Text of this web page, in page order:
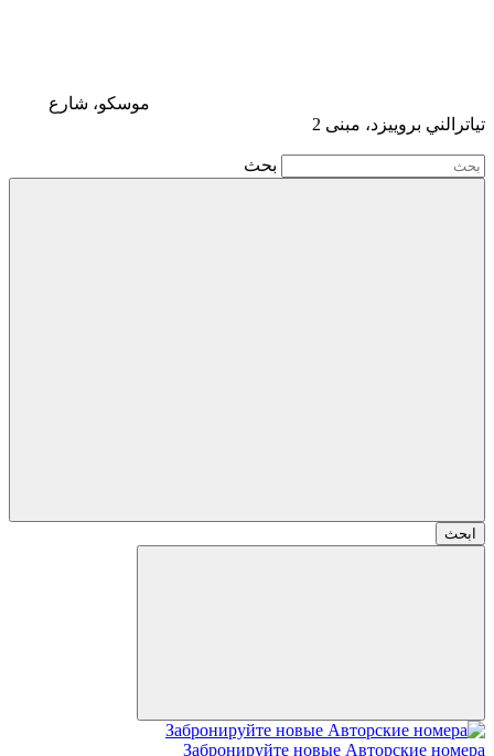
موسكو، شارع
تياترالني بروييزد، مبنى 2
بحث
ابحث
Забронируйте новые Авторские номера